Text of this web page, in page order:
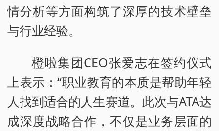
情分析等方面构筑了深厚的技术壁垒
与行业经验。
橙啦集团CEO张爱志在签约仪式
上表示：“职业教育的本质是帮助年轻
人找到适合的人生赛道。此次与ATA达
成深度战略合作，不仅是业务层面的